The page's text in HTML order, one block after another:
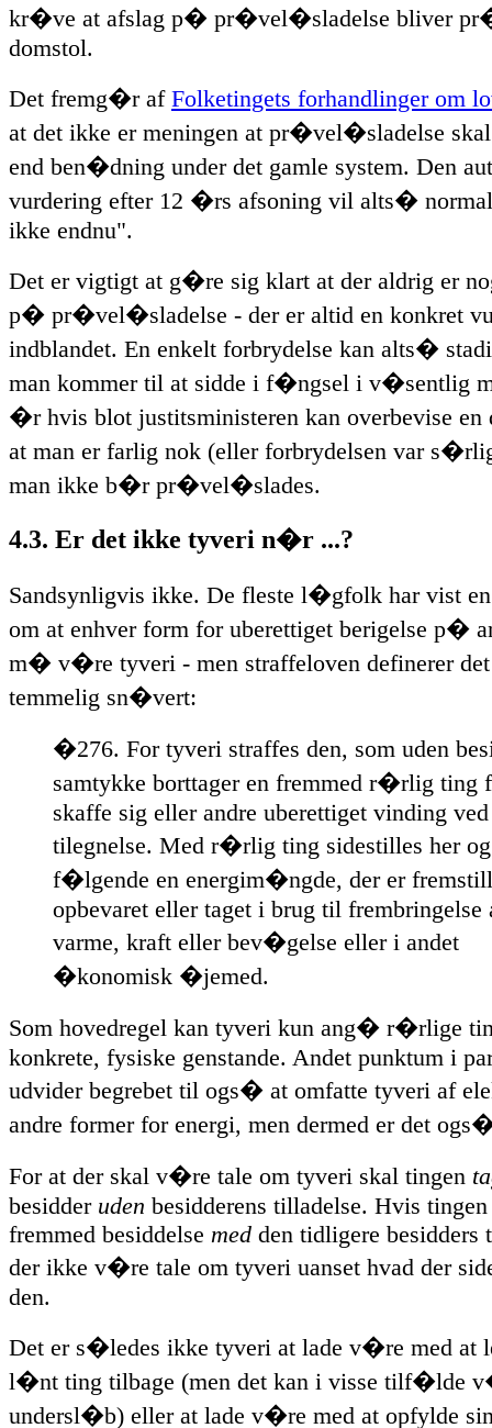
kr�ve at afslag p� pr�vel�sladelse bliver
domstol.
Det fremg�r af Folketingets forhandlinger om
at det ikke er meningen at pr�vel�sladelse
end ben�dning under det gamle system. Den
vurdering efter 12 �rs afsoning vil alts�
ikke endnu".
Det er vigtigt at g�re sig klart at der aldrig er
p� pr�vel�sladelse - der er altid en konkret
indblandet. En enkelt forbrydelse kan alts�
man kommer til at sidde i f�ngsel i v�sentlig
�r hvis blot justitsministeren kan overbevise en
at man er farlig nok (eller forbrydelsen var
man ikke b�r pr�vel�slades.
4.3. Er det ikke tyveri n�r ...?
Sandsynligvis ikke. De fleste l�gfolk har vist
om at enhver form for uberettiget berigelse p�
m� v�re tyveri - men straffeloven definerer
temmelig sn�vert:
�276. For tyveri straffes den, som uden
samtykke borttager en fremmed r�rlig ting
skaffe sig eller andre uberettiget vinding
tilegnelse. Med r�rlig ting sidestilles her
f�lgende en energim�ngde, der er
opbevaret eller taget i brug til frembringelse
varme, kraft eller bev�gelse eller i andet
�konomisk �jemed.
Som hovedregel kan tyveri kun ang� r�rlige
konkrete, fysiske genstande. Andet punktum i
udvider begrebet til ogs� at omfatte tyveri af
andre former for energi, men dermed er det
For at der skal v�re tale om tyveri skal tingen
besidder uden besidderens tilladelse. Hvis
fremmed besiddelse med den tidligere besidders
der ikke v�re tale om tyveri uanset hvad der
den.
Det er s�ledes ikke tyveri at lade v�re med at
l�nt ting tilbage (men det kan i visse tilf�lde
undersl�b) eller at lade v�re med at opfylde